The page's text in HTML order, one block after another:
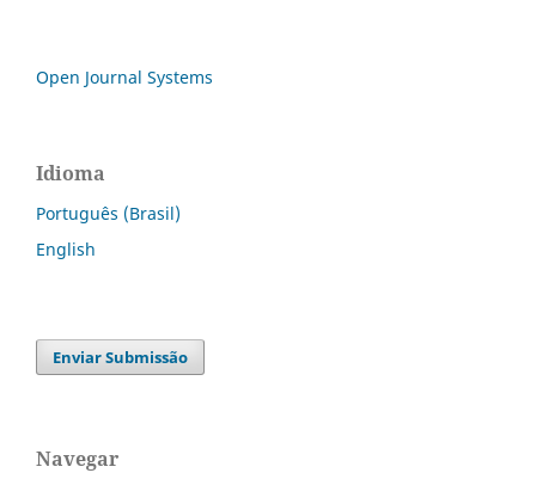
Open Journal Systems
Idioma
Português (Brasil)
English
Enviar Submissão
Navegar